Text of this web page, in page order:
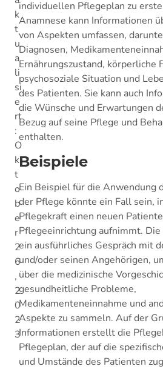
k
t
u
a
li
si
e
rt
:
O
k
t
o
b
e
r
2
6
,
2
0
2
3
individuellen Pflegeplan zu
Anamnese kann Informationen
von Aspekten umfassen,
Diagnosen,
Ernährungszustand, körperliche
psychosoziale Situation und
des Patienten. Sie kann auch
die Wünsche und Erwartungen
Bezug auf seine Pflege und
enthalten.
Beispiele
Ein Beispiel für die Anwendung
der Pflege könnte ein Fall sein,
Pflegekraft einen neuen
Pflegeeinrichtung aufnimmt.
ein ausführliches Gespräch mit
und/oder seinen Angehörigen,
über die medizinische
gesundheitliche Probleme,
Medikamenteneinnahme und
Aspekte zu sammeln. Auf der
Informationen erstellt die
Pflegeplan, der auf die
und Umstände des Patienten